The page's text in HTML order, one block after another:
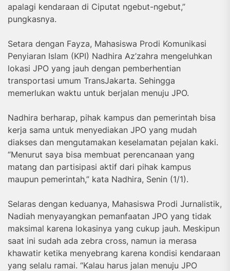
apalagi kendaraan di Ciputat ngebut-ngebut,”
pungkasnya.
Setara dengan Fayza, Mahasiswa Prodi Komunikasi
Penyiaran Islam (KPI) Nadhira Az’zahra mengeluhkan
lokasi JPO yang jauh dengan pemberhentian
transportasi umum TransJakarta. Sehingga
memerlukan waktu untuk berjalan menuju JPO.
Nadhira berharap, pihak kampus dan pemerintah bisa
kerja sama untuk menyediakan JPO yang mudah
diakses dan mengutamakan keselamatan pejalan kaki.
“Menurut saya bisa membuat perencanaan yang
matang dan partisipasi aktif dari pihak kampus
maupun pemerintah,” kata Nadhira, Senin (1/1).
Selaras dengan keduanya, Mahasiswa Prodi Jurnalistik,
Nadiah menyayangkan pemanfaatan JPO yang tidak
maksimal karena lokasinya yang cukup jauh. Meskipun
saat ini sudah ada zebra cross, namun ia merasa
khawatir ketika menyebrang karena kondisi kendaraan
yang selalu ramai. “Kalau harus jalan menuju JPO